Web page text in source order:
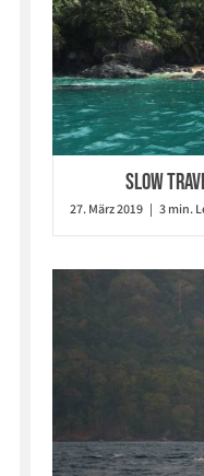
Slow
27. März 2019 | 3 min.